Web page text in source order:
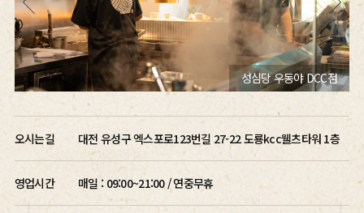
성심당 우동야 DCC점
오시는길 대전 유성구 엑스포로123번길 27-22 도룡kcc웰츠타워 1층
영업시간 매일 : 09:00~21:00 / 연중무휴